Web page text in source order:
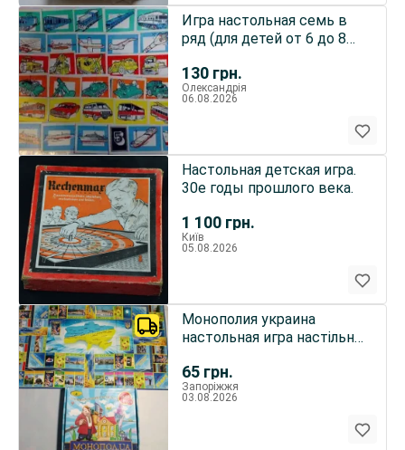
130 грн.
Игра настольная семь в
ряд (для детей от 6 до 8
Олександрія
06.08.2026
1 100 грн.
Настольная детская игра.
30е годы прошлого века.
Київ
05.08.2026
65 грн.
Монополия украина
настольная игра настільна
Запоріжжя
03.08.2026